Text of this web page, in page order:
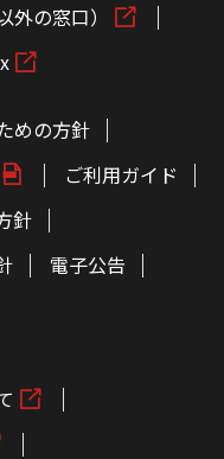
の窓口）
めの方針
ご利用ガイド
針
電子公告